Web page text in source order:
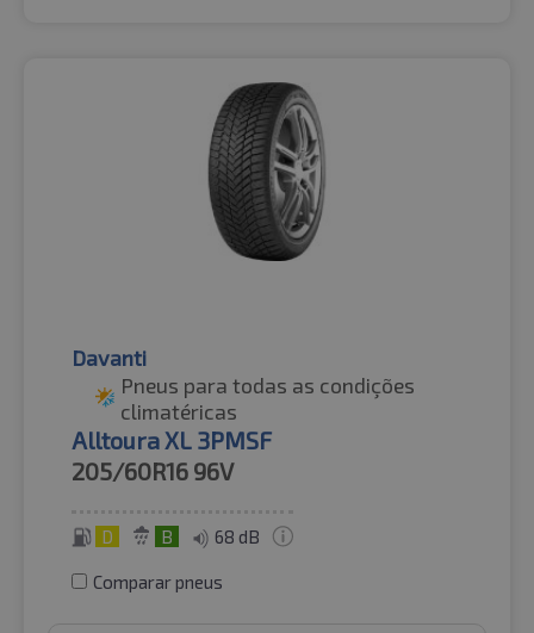
Davanti
Pneus para todas as condições
climatéricas
Alltoura XL 3PMSF
205/60R16 96V
D B 68 dB
Comparar pneus